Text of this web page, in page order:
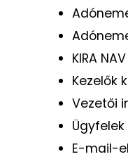
KIRA
Kezelők
Vezetői
E-mail-